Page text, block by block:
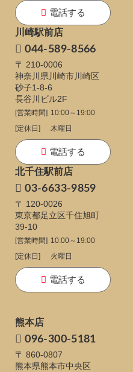
電話する
川崎駅前店
044-589-8566
〒 210-0006
神奈川県川崎市川崎区
砂子1-8-6
長谷川ビル2F
[営業時間] 10:00～19:00
[定休日]
木曜日
電話する
北千住駅前店
03-6633-9859
〒 120-0026
東京都足立区千住旭町
39-10
[営業時間] 10:00～19:00
[定休日]
火曜日
電話する
熊本店
096-300-5181
〒 860-0807
熊本県熊本市中央区